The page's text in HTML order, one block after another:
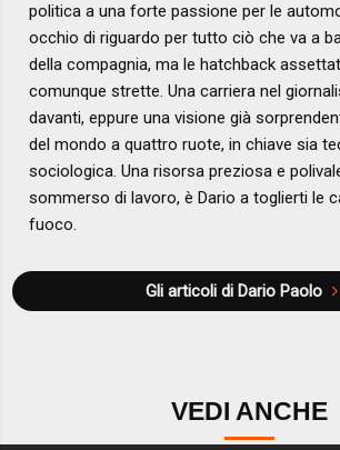
politica a una forte passione per le
occhio di riguardo per tutto ciò che va a
della compagnia, ma le hatchback
comunque strette. Una carriera nel
davanti, eppure una visione già
del mondo a quattro ruote, in chiave sia
sociologica. Una risorsa preziosa e
sommerso di lavoro, è Dario a toglierti le
fuoco.
Gli articoli di Dario Paolo
VEDI ANCHE